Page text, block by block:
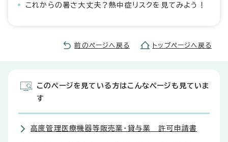
これからの暑さ大丈夫？熱中症リスクを見てみよう！
前のページへ戻る トップページへ戻る
このページを見ている方はこんなページも見ていま
す
高度管理医療機器等販売業・貸与業 許可申請書